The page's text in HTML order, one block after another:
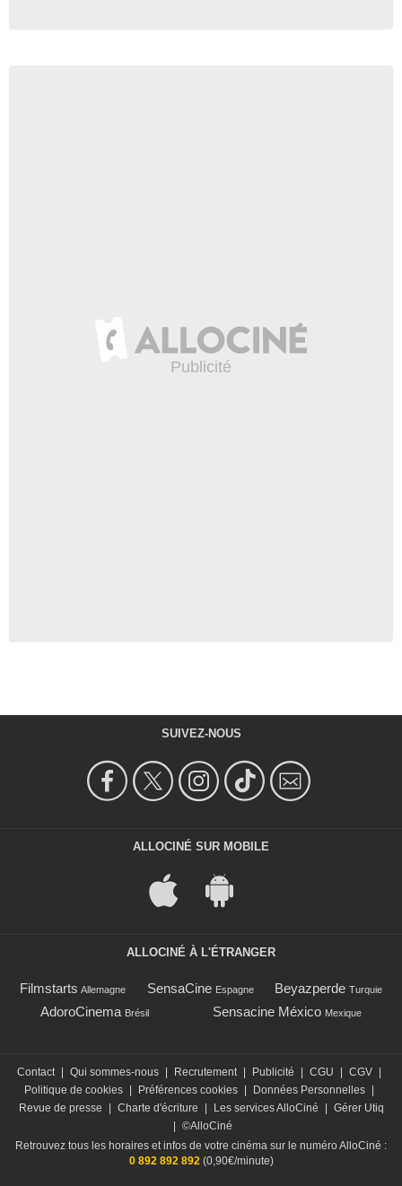
SUIVEZ-NOUS
ALLOCINÉ SUR MOBILE
ALLOCINÉ À L'ÉTRANGER
Filmstarts Allemagne SensaCine Espagne Beyazperde Turquie
AdoroCinema Brésil Sensacine México Mexique
Contact Qui sommes-nous Recrutement Publicité CGU CGV
Politique de cookies
Préférences cookies Données Personnelles
Revue de presse
Charte d'écriture Les services AlloCiné
Gérer Utiq
©AlloCiné
Retrouvez tous les horaires et infos de votre cinéma sur le numéro AlloCiné :
0 892 892 892(0,90€/minute)